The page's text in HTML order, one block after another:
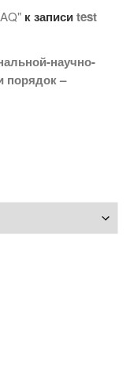
к записиtest
научно-
порядок –